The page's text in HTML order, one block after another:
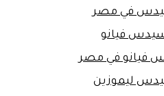
في مصر
فيانو
فيانو في مصر
ليموزين